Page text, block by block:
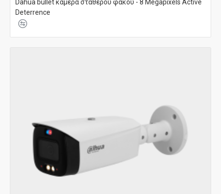
Dahua bullet κάμερα σταθερού φακού - 8 Megapixels Active
Deterrence